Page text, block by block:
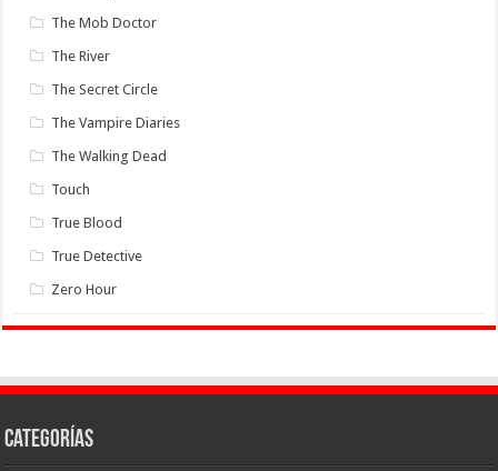
The Mob Doctor
The River
The Secret Circle
The Vampire Diaries
The Walking Dead
Touch
True Blood
True Detective
Zero Hour
Categorías